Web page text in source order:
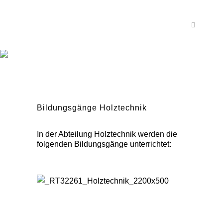
Bildungsgänge Holztechnik
In der Abteilung Holztechnik werden die
folgenden Bildungsgänge unterrichtet: